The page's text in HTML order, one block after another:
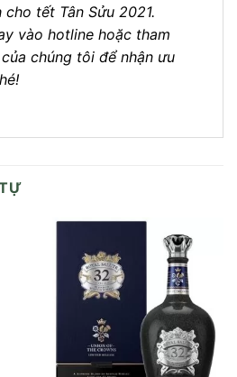
tết Tân Sửu 2021.
vào hotline hoặc tham
chúng tôi để nhận ưu